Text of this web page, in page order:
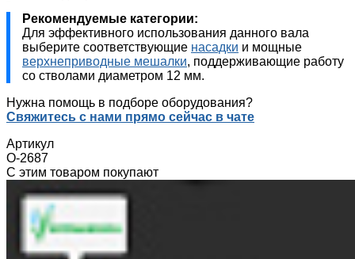
Рекомендуемые категории:
Для эффективного использования данного вала
выберите соответствующие насадки и мощные
верхнеприводные мешалки, поддерживающие работу
со стволами диаметром 12 мм.
Нужна помощь в подборе оборудования?
Свяжитесь с нами прямо сейчас в чате
Артикул
О-2687
С этим товаром покупают